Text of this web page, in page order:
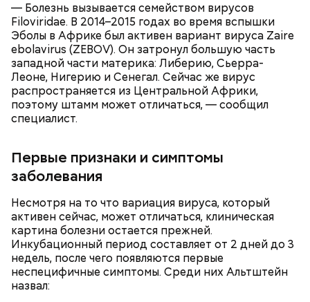
— Болезнь вызывается семейством вирусов
Filoviridae. В 2014–2015 годах во время вспышки
Эболы в Африке был активен вариант вируса Zaire
ebolavirus (ZEBOV). Он затронул большую часть
западной части материка: Либерию, Сьерра-
Леоне, Нигерию и Сенегал. Сейчас же вирус
распространяется из Центральной Африки,
поэтому штамм может отличаться, — сообщил
специалист.
Первые признаки и симптомы
заболевания
Несмотря на то что вариация вируса, который
активен сейчас, может отличаться, клиническая
картина болезни остается прежней.
Инкубационный период составляет от 2 дней до 3
недель, после чего появляются первые
неспецифичные симптомы. Среди них Альтштейн
назвал:
Жареные кабачки с томатами и
Что понадобится: